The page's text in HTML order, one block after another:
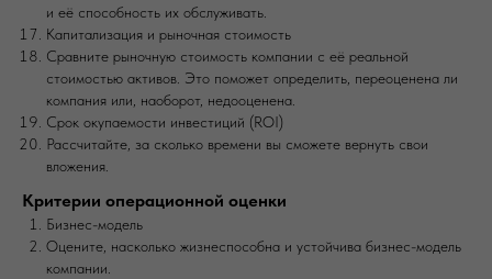
и её способность их обслуживать.
Капитализация и рыночная стоимость
Сравните рыночную стоимость компании с её реальной
стоимостью активов. Это поможет определить, переоценена ли
компания или, наоборот, недооценена.
Срок окупаемости инвестиций (ROI)
Рассчитайте, за сколько времени вы сможете вернуть свои
вложения.
Критерии операционной оценки
Бизнес-модель
Оцените, насколько жизнеспособна и устойчива бизнес-модель
компании.